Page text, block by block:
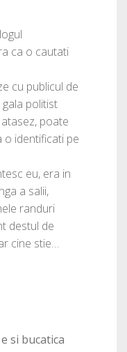
ca o cautati
cu publicul de
politist
poate
o identificati pe
eu, era in
a salii,
randuri
destul de
cine stie…
si bucatica